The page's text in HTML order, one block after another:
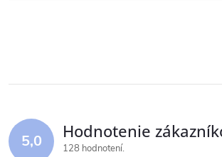
5,0 Hodnotenie
128 hodnotení